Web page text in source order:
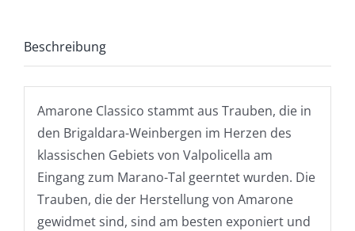
Menge
Beschreibung
Amarone Classico stammt aus Trauben, die in
den Brigaldara-Weinbergen im Herzen des
klassischen Gebiets von Valpolicella am
Eingang zum Marano-Tal geerntet wurden. Die
Trauben, die der Herstellung von Amarone
gewidmet sind, sind am besten exponiert und